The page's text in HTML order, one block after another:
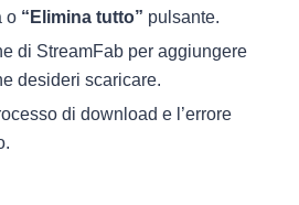
o “Elimina tutto” pulsante.
di StreamFab per aggiungere
desideri scaricare.
di download e l’errore